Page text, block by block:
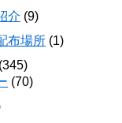
介 (9)
布場所 (1)
(345)
(70)